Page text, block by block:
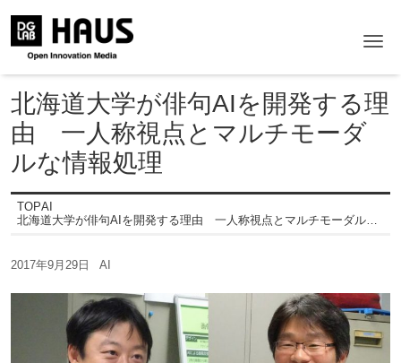
北海道大学が俳句AIを開発する理
由 一人称視点とマルチモーダ
ルな情報処理
TOPAI
北海道大学が俳句AIを開発する理由 一人称視点とマルチモーダルな情報処理
2017年9月29日 AI